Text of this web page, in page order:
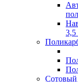
3,5
Сотовый